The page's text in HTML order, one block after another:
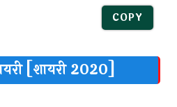
COPY
[शायरी 2020]